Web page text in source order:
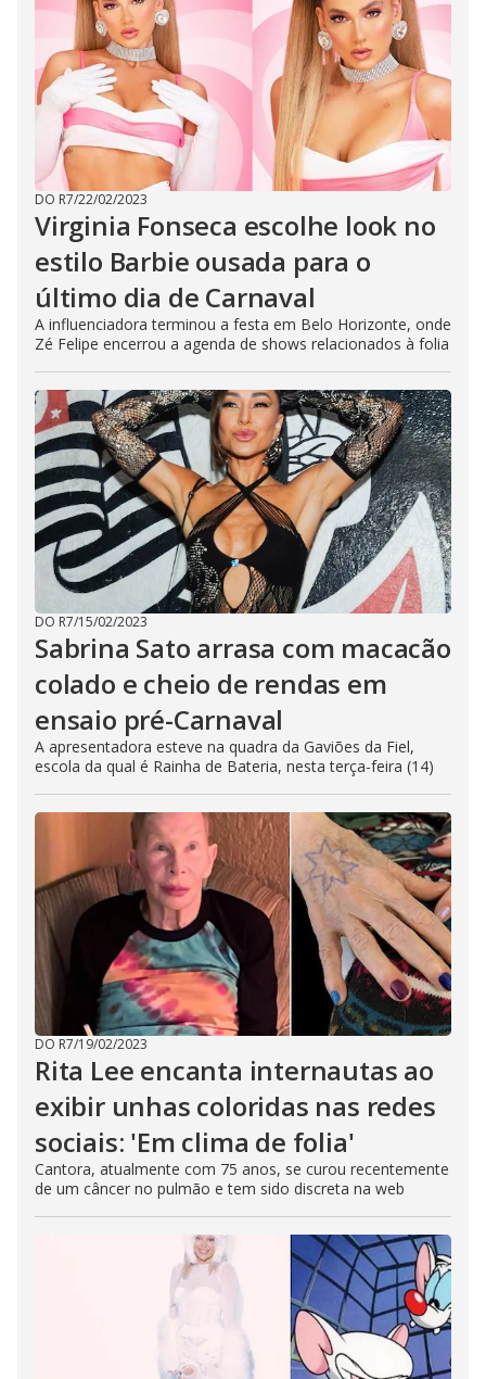
DO R7/22/02/2023
Virginia Fonseca escolhe look no
estilo Barbie ousada para o
último dia de Carnaval
A influenciadora terminou a festa em Belo Horizonte, onde
Zé Felipe encerrou a agenda de shows relacionados à folia
DO R7/15/02/2023
Sabrina Sato arrasa com macacão
colado e cheio de rendas em
ensaio pré-Carnaval
A apresentadora esteve na quadra da Gaviões da Fiel,
escola da qual é Rainha de Bateria, nesta terça-feira (14)
DO R7/19/02/2023
Rita Lee encanta internautas ao
exibir unhas coloridas nas redes
sociais: 'Em clima de folia'
Cantora, atualmente com 75 anos, se curou recentemente
de um câncer no pulmão e tem sido discreta na web